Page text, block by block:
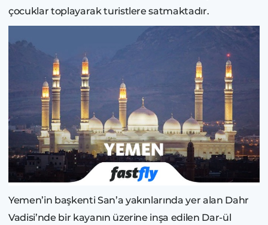
çocuklar toplayarak turistlere satmaktadır.
Yemen’in başkenti San’a yakınlarında yer alan Dahr
Vadisi’nde bir kayanın üzerine inşa edilen Dar-ül